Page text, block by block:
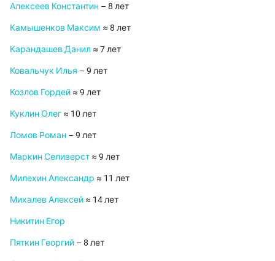
Алексеев Константин – 8 лет
Камышенков Максим ≈ 8 лет
Карандашев Данил ≈ 7 лет
Ковальчук Илья – 9 лет
Козлов Гордей ≈ 9 лет
Куклин Олег ≈ 10 лет
Ломов Роман – 9 лет
Маркин Селиверст ≈ 9 лет
Милехин Александр ≈ 11 лет
Михалев Алексей ≈ 14 лет
Никитин Егор
Пяткин Георгий – 8 лет